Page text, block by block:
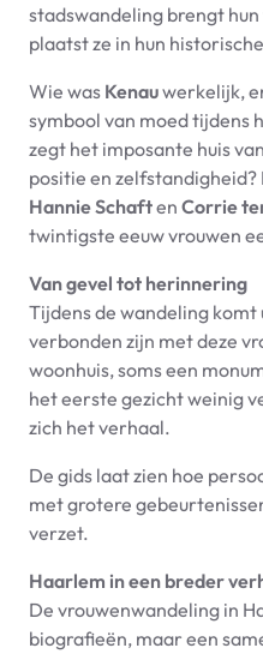
stadswandeling brengt
plaatst ze in hun
Wie was Kenauwerkelijk,
symbool van moed tijdens
zegt het imposante huis van
positie en zelfstandigheid?
Hannie Schaften Corrie
twintigste eeuw vrouwen
Van gevel tot herinnering
Tijdens de wandeling
verbonden zijn met deze
woonhuis, soms een
het eerste gezicht weinig
zich het verhaal.
De gids laat zien hoe
met grotere
verzet.
Haarlem in een breder
De vrouwenwandeling in
biografieën, maar een